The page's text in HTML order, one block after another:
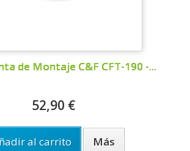
de Montaje C&F CFT-190 -...
52,90 €
al carrito Más